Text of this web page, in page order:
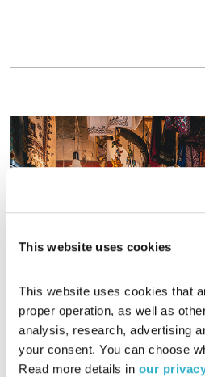
This website uses cookies
This website uses cookies that
proper operation, as well as
analysis, research, advertising
your consent. You can choose
Read more details in our